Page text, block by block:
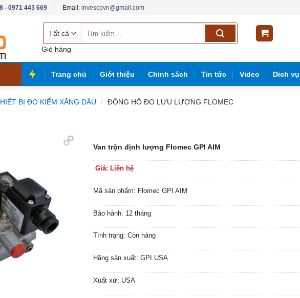
- 0971 443 669 Email: invescovn@gmail.com
danh
mục
kiếm:
Giỏ hàng
Trang chủ Giới thiệu Chinh sách Tin tức Video Dich
BỊ ĐO KIỂM XĂNG DẦU / ĐỒNG HỒ ĐO LƯU LƯỢNG FLOMEC
Van trộn định lượng Flomec GPI AIM
Giá: Liên hệ
Mã sản phẩm: Flomec GPI AIM
Bảo hành: 12 tháng
Tình trạng: Còn hàng
Hãng sản xuất: GPI USA
Xuất xứ: USA